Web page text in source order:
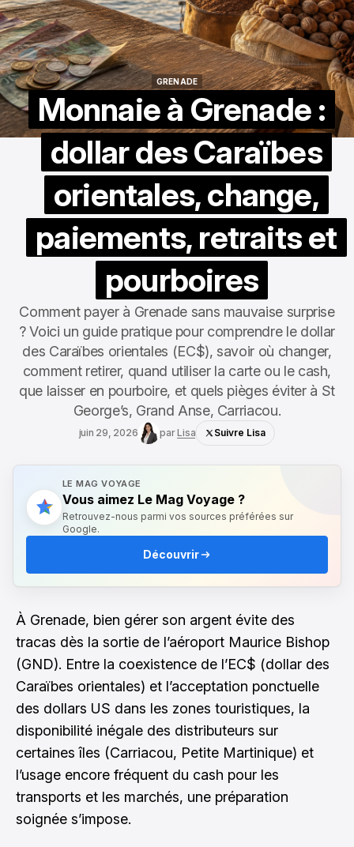
GRENADE
Monnaie à Grenade :
dollar des Caraïbes
orientales, change,
paiements, retraits et
pourboires
Comment payer à Grenade sans mauvaise surprise
? Voici un guide pratique pour comprendre le dollar
des Caraïbes orientales (EC$), savoir où changer,
comment retirer, quand utiliser la carte ou le cash,
que laisser en pourboire, et quels pièges éviter à St
George’s, Grand Anse, Carriacou.
juin 29, 2026 parLisa Suivre Lisa
LE MAG VOYAGE
Vous aimez Le Mag Voyage ?
Retrouvez-nous parmi vos sources préférées sur
Google.
Découvrir
À Grenade, bien gérer son argent évite des
tracas dès la sortie de l’aéroport Maurice Bishop
(GND). Entre la coexistence de l’EC$ (dollar des
Caraïbes orientales) et l’acceptation ponctuelle
des dollars US dans les zones touristiques, la
disponibilité inégale des distributeurs sur
certaines îles (Carriacou, Petite Martinique) et
l’usage encore fréquent du cash pour les
transports et les marchés, une préparation
soignée s’impose.